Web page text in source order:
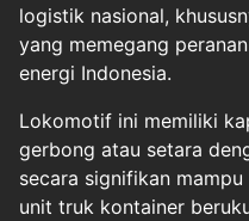
logistik nasional,
yang memegang
energi Indonesia.
Lokomotif ini memiliki
gerbong atau setara
secara signifikan
unit truk kontainer